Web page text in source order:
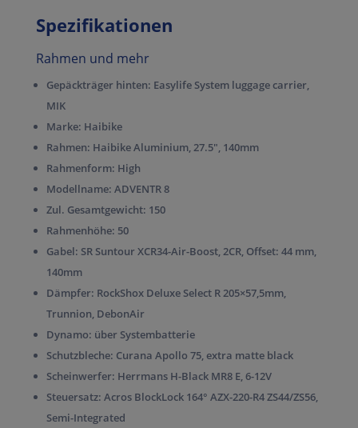
Spezifikationen
Rahmen und mehr
Gepäckträger hinten: Easylife System luggage carrier,
MIK
Marke: Haibike
Rahmen: Haibike Aluminium, 27.5″, 140mm
Rahmenform: High
Modellname: ADVENTR 8
Zul. Gesamtgewicht: 150
Rahmenhöhe: 50
Gabel: SR Suntour XCR34-Air-Boost, 2CR, Offset: 44 mm,
140mm
Dämpfer: RockShox Deluxe Select R 205×57,5mm,
Trunnion, DebonAir
Dynamo: über Systembatterie
Schutzbleche: Curana Apollo 75, extra matte black
Scheinwerfer: Herrmans H-Black MR8 E, 6-12V
Steuersatz: Acros BlockLock 164° AZX-220-R4 ZS44/ZS56,
Semi-Integrated